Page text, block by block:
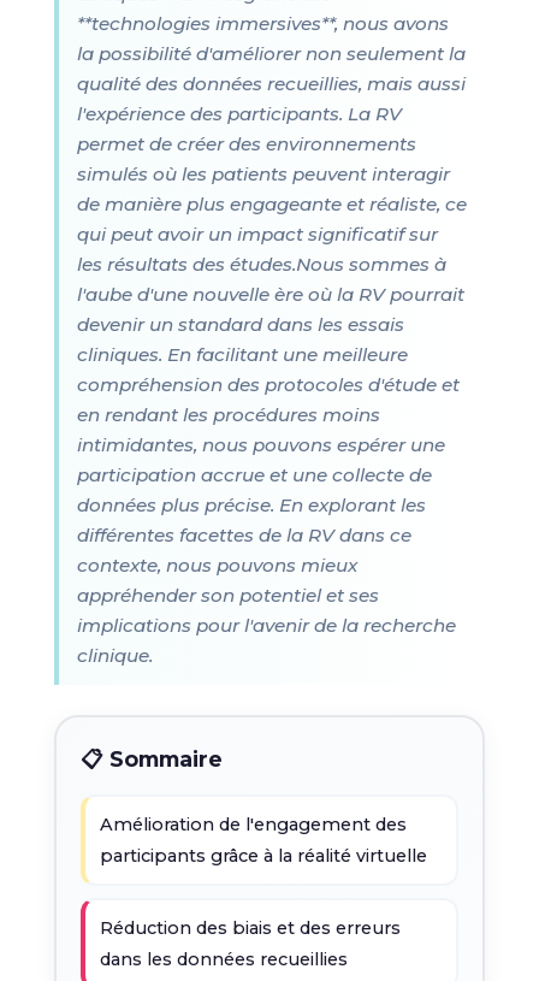
**technologies immersives**, nous avons
la possibilité d'améliorer non seulement la
qualité des données recueillies, mais aussi
l'expérience des participants. La RV
permet de créer des environnements
simulés où les patients peuvent interagir
de manière plus engageante et réaliste, ce
qui peut avoir un impact significatif sur
les résultats des études.Nous sommes à
l'aube d'une nouvelle ère où la RV pourrait
devenir un standard dans les essais
cliniques. En facilitant une meilleure
compréhension des protocoles d'étude et
en rendant les procédures moins
intimidantes, nous pouvons espérer une
participation accrue et une collecte de
données plus précise. En explorant les
différentes facettes de la RV dans ce
contexte, nous pouvons mieux
appréhender son potentiel et ses
implications pour l'avenir de la recherche
clinique.
📋 Sommaire
Amélioration de l'engagement des
participants grâce à la réalité virtuelle
Réduction des biais et des erreurs
dans les données recueillies